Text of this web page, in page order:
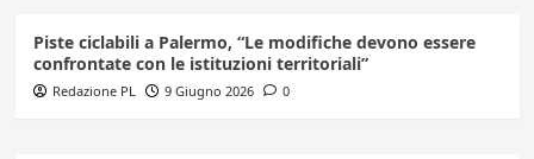
Piste ciclabili a Palermo, “Le modifiche devono essere
confrontate con le istituzioni territoriali”
Redazione PL 9 Giugno 2026 0